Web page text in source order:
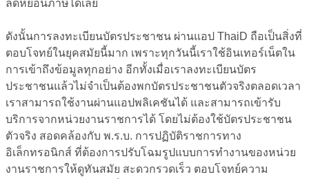
ลดหย่อนภาษีได้เลย
ดังนั้นการลงทะเบียนบัตรประชาชน ผ่านแอป ThaiD ถือเป็นสิ่งที่
ตอบโจทย์ในยุคสมัยนี้มาก เพราะทุกวันนี้เราใช้อินเทอร์เน็ตใน
การเข้าถึงข้อมูลทุกอย่าง อีกทั้งเมื่อเราลงทะเบียนบัตร
ประชาชนแล้วไม่จำเป็นต้องพกบัตรประชาชนตัวจริงตลอดเวลา
เราสามารถใช้งานผ่านแอปพลิเคชันได้ และสามารถเข้ารับ
บริการจากหน่วยงานราชการได้ โดยไม่ต้องใช้บัตรประชาชน
ตัวจริง สอดคล้องกับ พ.ร.บ. การปฏิบัติราชการทาง
อิเล็กทรอนิกส์ ที่ต้องการปรับโฉมรูปแบบการทำงานของหน่วย
งานราชการให้ดูทันสมัย สะดวกรวดเร็ว ตอบโจทย์ความ